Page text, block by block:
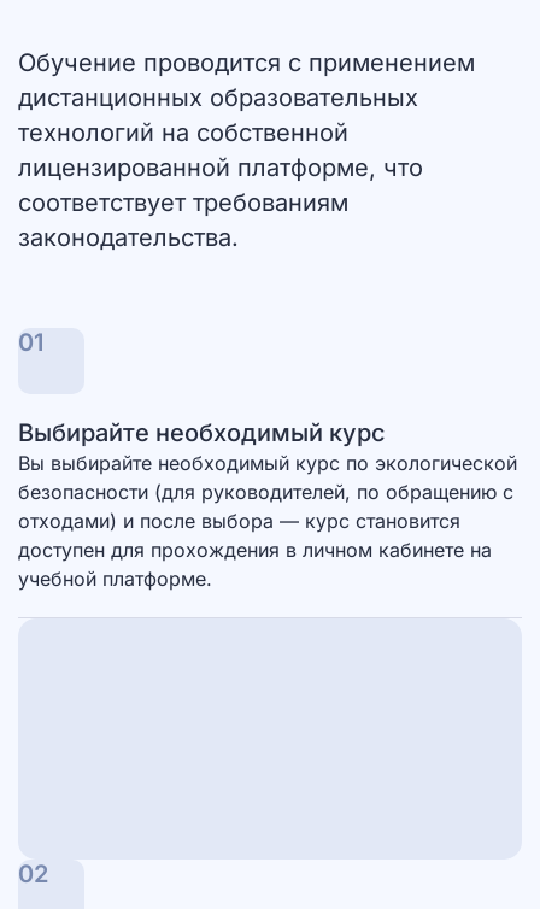
Обучение проводится с применением
дистанционных образовательных
технологий на собственной
лицензированной платформе, что
соответствует требованиям
законодательства.
01
Выбирайте необходимый курс
Вы выбирайте необходимый курс по экологической
безопасности (для руководителей, по обращению с
отходами) и после выбора — курс становится
доступен для прохождения в личном кабинете на
учебной платформе.
02